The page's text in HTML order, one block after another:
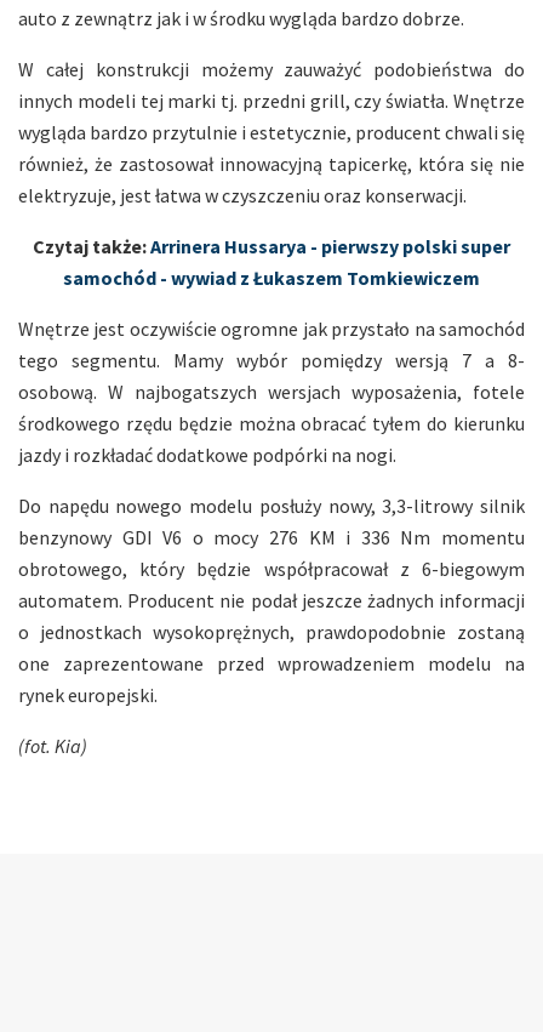
auto z zewnątrz jak i w środku wygląda bardzo dobrze.
W całej konstrukcji możemy zauważyć podobieństwa do
innych modeli tej marki tj. przedni grill, czy światła. Wnętrze
wygląda bardzo przytulnie i estetycznie, producent chwali się
również, że zastosował innowacyjną tapicerkę, która się nie
elektryzuje, jest łatwa w czyszczeniu oraz konserwacji.
Czytaj także:Arrinera Hussarya - pierwszy polski super
samochód - wywiad z Łukaszem Tomkiewiczem
Wnętrze jest oczywiście ogromne jak przystało na samochód
tego segmentu. Mamy wybór pomiędzy wersją 7 a 8-
osobową. W najbogatszych wersjach wyposażenia, fotele
środkowego rzędu będzie można obracać tyłem do kierunku
jazdy i rozkładać dodatkowe podpórki na nogi.
Do napędu nowego modelu posłuży nowy, 3,3-litrowy silnik
benzynowy GDI V6 o mocy 276 KM i 336 Nm momentu
obrotowego, który będzie współpracował z 6-biegowym
automatem. Producent nie podał jeszcze żadnych informacji
o jednostkach wysokoprężnych, prawdopodobnie zostaną
one zaprezentowane przed wprowadzeniem modelu na
rynek europejski.
(fot. Kia)